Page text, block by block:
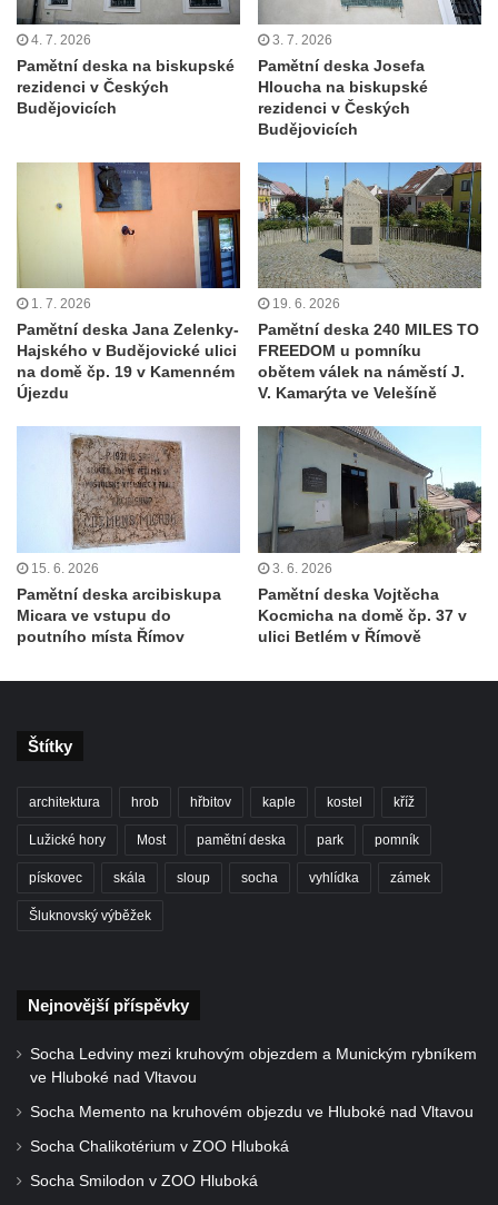
Hřbitovní kaple rodiny Fiedler na hřbitově v
Teplicích nad Metují
Kenotaf Franze Ruseho na hřbitově v
Teplicích nad Metují
Pomník obětem 2. světové války na hřbitově
v Teplicích nad Metují
Hrob Waltera Hilleho na hřbitově ve Vlčí
Kenotaf Oskara Ringelhana na hřbitově v
Benešově nad Ploučnicí
Kenotaf Augusta Michela na hřbitově v
Benešově nad Ploučnicí
Hrob Šumových na hřbitově v Benešově
Hrob Theodora Sommera na hřbitově v
Benešově nad Ploučnicí
Hrob Wendelina Janiche na hřbitově v
Benešově nad Ploučnicí
hřbitově v Benešově nad Ploučnicí
Hrob Franze Wünsche na hřbitově v
Pamětní deska Samuela Fullera na zámku
Hrob Pavla Patušnika na hřbitově Šumburk
nad Desnou v Tanvaldu
Pomník prvního a druhého odboje v
Tanvaldu
Kenotaf Josefa Staritze na hřbitově ve
Starých Křečanech
Hrob Antona Reintsche na hřbitově ve
4. 7. 2026
Pamětní deska na biskupské
rezidenci v Českých
Budějovicích
3. 7. 2026
Pamětní deska Josefa
Hloucha na biskupské
rezidenci v Českých
Budějovicích
1. 7. 2026
Pamětní deska Jana Zelenky-
Hajského v Budějovické ulici
na domě čp. 19 v Kamenném
Újezdu
19. 6. 2026
Pamětní deska 240 MILES TO
FREEDOM u pomníku
obětem válek na náměstí J.
V. Kamarýta ve Velešíně
15. 6. 2026
Pamětní deska arcibiskupa
Micara ve vstupu do
poutního místa Římov
3. 6. 2026
Pamětní deska Vojtěcha
Kocmicha na domě čp. 37 v
ulici Betlém v Římově
Štítky
architektura hrob hřbitov kaple kostel kříž
Lužické hory Most pamětní deska park pomník
pískovec skála sloup socha vyhlídka zámek
Šluknovský výběžek
Nejnovější příspěvky
Socha Ledviny mezi kruhovým objezdem a Munickým rybníkem
ve Hluboké nad Vltavou
Socha Memento na kruhovém objezdu ve Hluboké nad Vltavou
Socha Chalikotérium v ZOO Hluboká
Socha Smilodon v ZOO Hluboká